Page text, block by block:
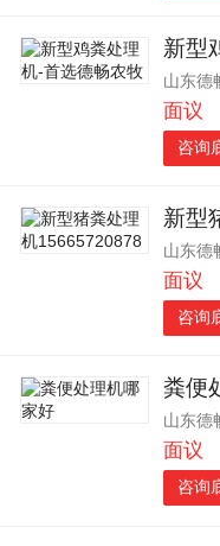
新型
山东德
面议
咨询
新型
山东德
面议
咨询
粪便
山东德
面议
咨询